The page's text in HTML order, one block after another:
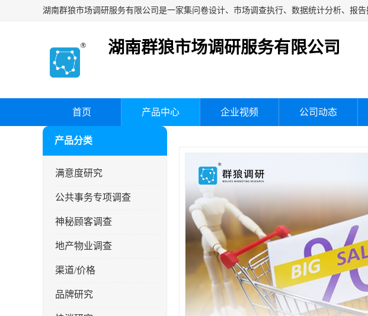
湖南群狼市场调研服务有限公司
首页 产品中心 企业视频 公司动态
产品分类
满意度研究
公共事务专项调查
神秘顾客调查
地产物业调查
渠道/价格
品牌研究